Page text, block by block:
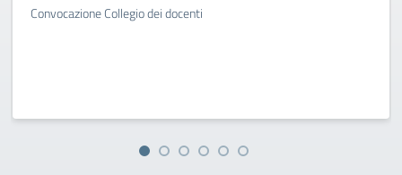
Convocazione Collegio dei docenti